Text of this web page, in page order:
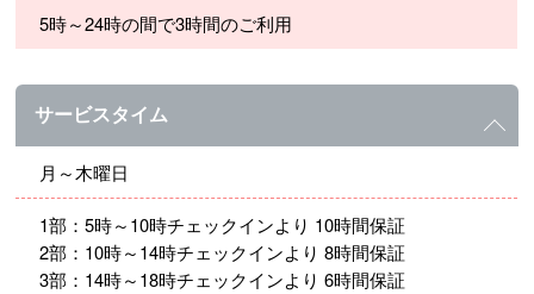
5時～24時の間で3時間のご利用
サービスタイム
月～木曜日
1部：5時～10時チェックインより 10時間保証
2部：10時～14時チェックインより 8時間保証
3部：14時～18時チェックインより 6時間保証